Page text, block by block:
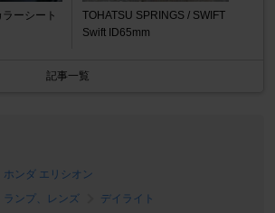
ーシート
TOHATSU SPRINGS / SWIFT
Swift ID65mm
記事一覧
ホンダ エリシオン
ランプ、レンズ
デイライト